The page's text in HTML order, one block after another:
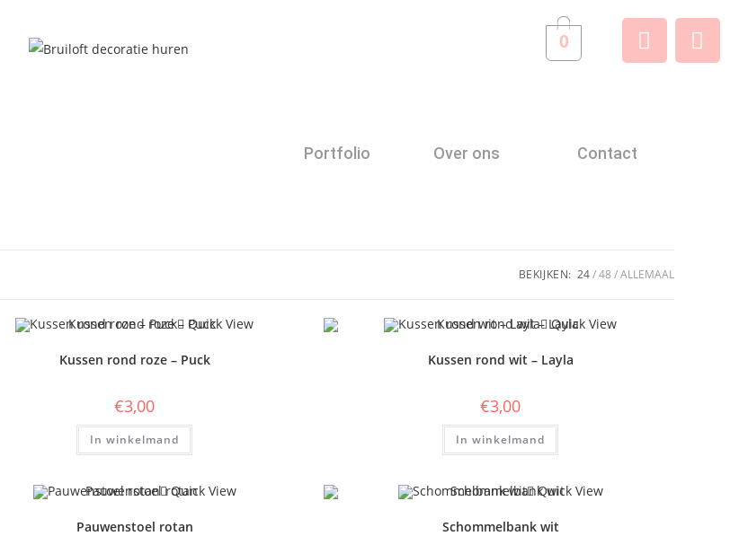
0
Portfolio Over ons Contact
BEKIJKEN: 24 48 ALLEMAAL
Quick View
Kussen rond roze – Puck
€3,00
In winkelmand
Quick View
Kussen rond wit – Layla
€3,00
In winkelmand
Quick View
Pauwenstoel rotan
Quick View
Schommelbank wit